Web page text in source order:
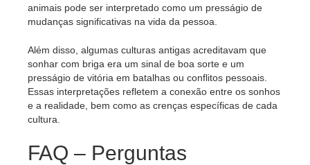
animais pode ser interpretado como um presságio de
mudanças significativas na vida da pessoa.
Além disso, algumas culturas antigas acreditavam que
sonhar com briga era um sinal de boa sorte e um
presságio de vitória em batalhas ou conflitos pessoais.
Essas interpretações refletem a conexão entre os sonhos
e a realidade, bem como as crenças específicas de cada
cultura.
FAQ – Perguntas